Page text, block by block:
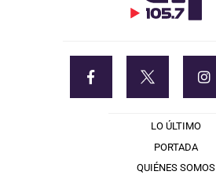
LO ÚLTIMO
PORTADA
QUIÉNES SOMOS